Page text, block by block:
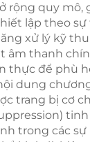
rộng quy mô,
lập theo sự
xử lý kỹ
âm thanh
thực để phù
dung
trang bị cơ
trong các